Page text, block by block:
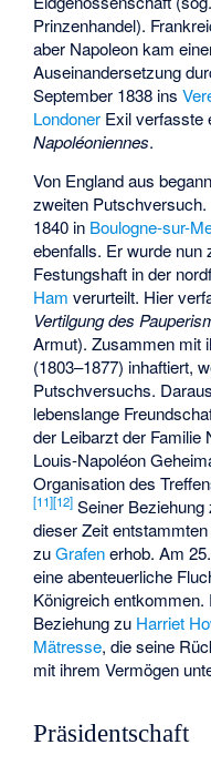
Prinzenhandel).
aber Napoleon kam
Auseinandersetzung
September 1838 ins
Londoner Exil verfasste
Napoléoniennes.
Von England aus
zweiten
1840 in Boulogne-sur-
ebenfalls. Er wurde nun
Festungshaft in der
Ham verurteilt. Hier
Vertilgung des
Armut). Zusammen mit
(1803–1877) inhaftiert,
Putschversuchs.
lebenslange
der Leibarzt der Familie
Louis-Napoléon
Organisation des
[11][12] Seiner Beziehung
dieser Zeit
zuGrafenerhob. Am
eine abenteuerliche
Königreich entkommen.
Beziehung zu Harriet
Mätresse, die seine
mit ihrem Vermögen
Präsidentschaft